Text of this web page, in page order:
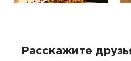
Расскажите